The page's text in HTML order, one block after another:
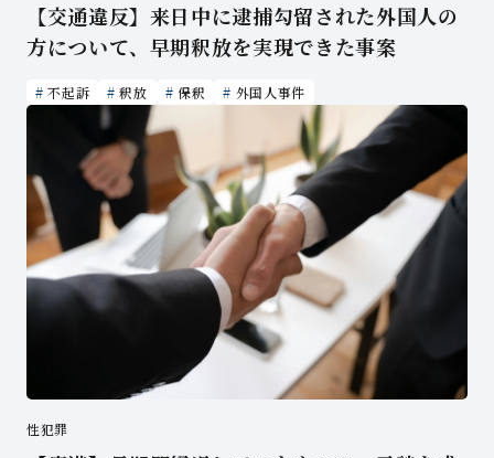
【交通違反】来日中に逮捕勾留された外国人の
方について、早期釈放を実現できた事案
不起訴 釈放 保釈 外国人事件
性犯罪